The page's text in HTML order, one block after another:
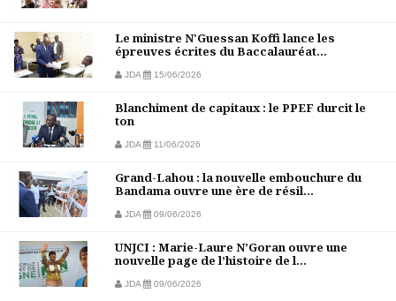
Le ministre N'Guessan Koffi lance les
épreuves écrites du Baccalauréat...
JDA 15/06/2026
Blanchiment de capitaux : le PPEF durcit le
ton
JDA 11/06/2026
Grand-Lahou : la nouvelle embouchure du
Bandama ouvre une ère de résil...
JDA 09/06/2026
UNJCI : Marie-Laure N’Goran ouvre une
nouvelle page de l’histoire de l...
JDA 09/06/2026